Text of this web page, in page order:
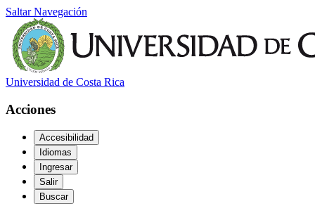
Saltar Navegación
Universidad de Costa Rica
Acciones
Accesibilidad
Idiomas
Ingresar
Salir
Buscar